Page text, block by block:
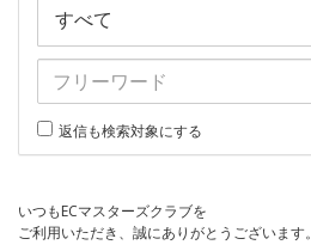
返信も検索対象にする
いつもECマスターズクラブを
ご利用いただき、誠にありがとうございます。